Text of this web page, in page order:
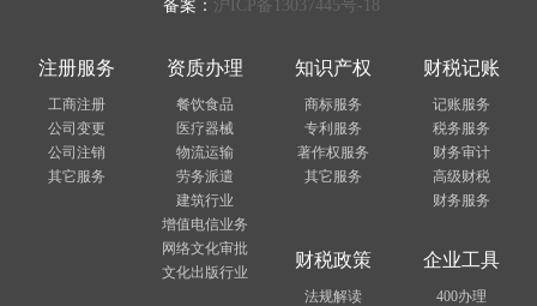
备案： 沪ICP备13037445号-18
注册服务
工商注册
公司变更
公司注销
其它服务
资质办理
餐饮食品
医疗器械
物流运输
劳务派遣
建筑行业
增值电信业务
网络文化审批
文化出版行业
知识产权
商标服务
专利服务
著作权服务
其它服务
财税记账
记账服务
税务服务
财务审计
高级财税
财务服务
财税政策
法规解读
企业工具
400办理